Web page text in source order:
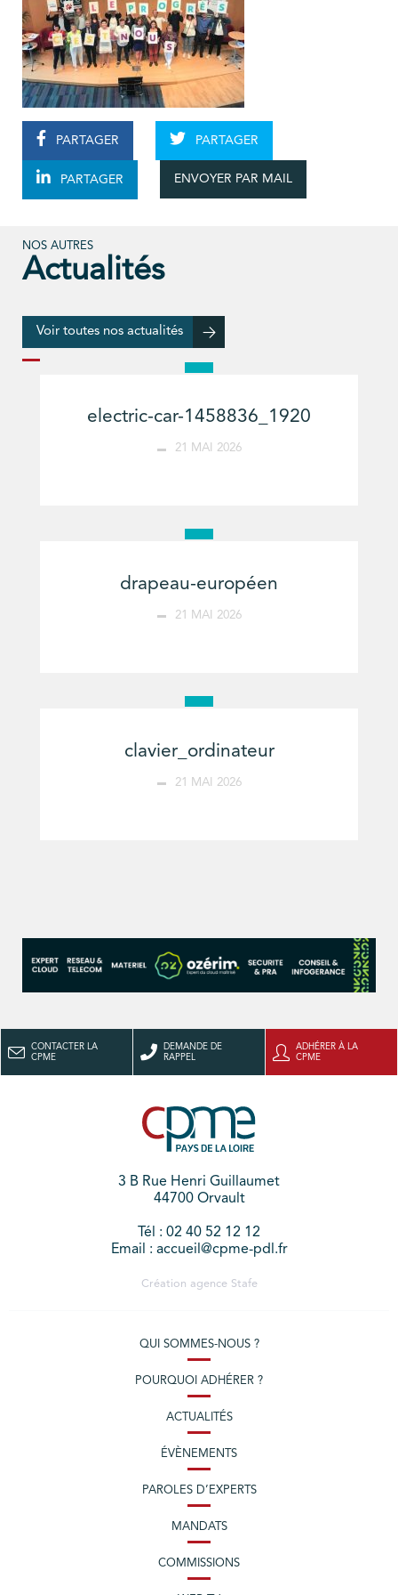
PARTAGER PARTAGER
PARTAGER ENVOYER PAR MAIL
NOS AUTRES
Actualités
Voir toutes nos actualités
electric-car-1458836_1920
21 MAI 2026
drapeau-européen
21 MAI 2026
clavier_ordinateur
21 MAI 2026
CONTACTER LA
CPME
DEMANDE DE
RAPPEL
ADHÉRER À LA
CPME
3 B Rue Henri Guillaumet
44700 Orvault
Tél : 02 40 52 12 12
Email : accueil@cpme-pdl.fr
Création agence Stafe
QUI SOMMES-NOUS ?
POURQUOI ADHÉRER ?
ACTUALITÉS
ÉVÈNEMENTS
PAROLES D’EXPERTS
MANDATS
COMMISSIONS